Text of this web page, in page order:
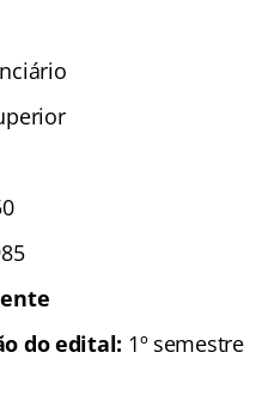
do edital: 1º semestre